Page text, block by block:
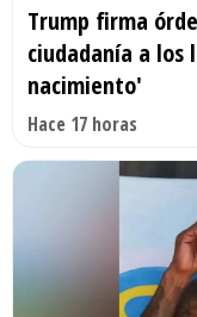
Trump firma
ciudadanía a
nacimiento'
Hace 17 horas